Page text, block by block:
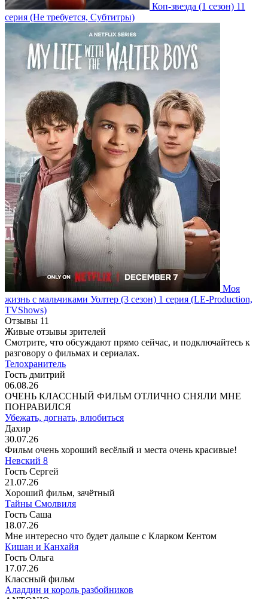
Коп-звезда (1 сезон) 11
серия (Не требуется, Субтитры)
Моя
жизнь с мальчиками Уолтер (3 сезон) 1 серия (LE-Production,
TVShows)
Отзывы 11
Живые отзывы зрителей
Смотрите, что обсуждают прямо сейчас, и подключайтесь к
разговору о фильмах и сериалах.
Телохранитель
Гость дмитрий
06.08.26
ОЧЕНЬ КЛАССНЫЙ ФИЛЬМ ОТЛИЧНО СНЯЛИ МНЕ
ПОНРАВИЛСЯ
Убежать, догнать, влюбиться
Дахир
30.07.26
Фильм очень хороший весёлый и места очень красивые!
Невский 8
Гость Сергей
21.07.26
Хороший фильм, зачётный
Тайны Смолвиля
Гость Саша
18.07.26
Мне интересно что будет дальше с Кларком Кентом
Кишан и Канхайя
Гость Ольга
17.07.26
Классный фильм
Аладдин и король разбойников